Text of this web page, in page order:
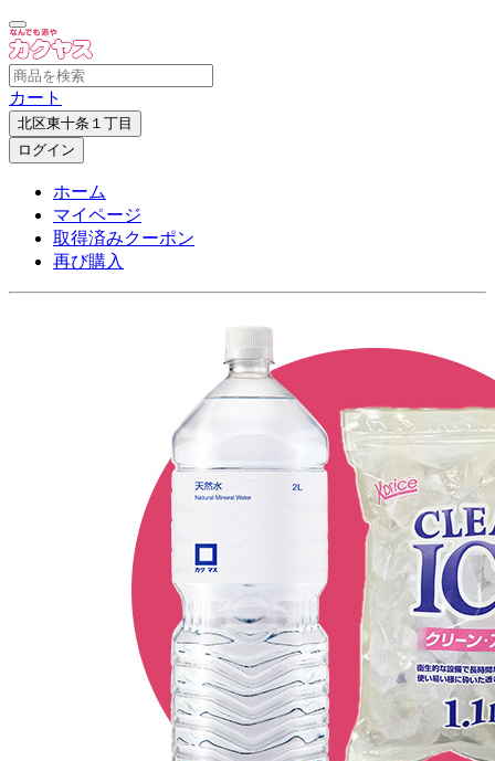
カート
北区東十条１丁目
ログイン
ホーム
マイページ
取得済みクーポン
再び購入